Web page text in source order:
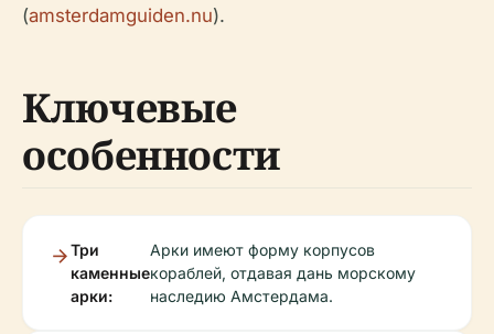
(amsterdamguiden.nu).
Ключевые
особенности
Три
каменные
арки:
Арки имеют форму корпусов
кораблей, отдавая дань морскому
наследию Амстердама.